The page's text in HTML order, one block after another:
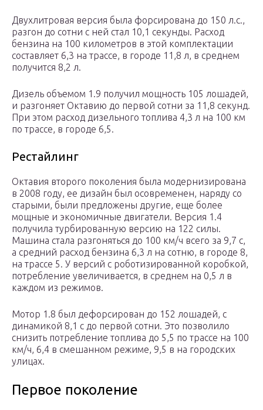
Двухлитровая версия была форсирована до 150 л.с.,
разгон до сотни с ней стал 10,1 секунды. Расход
бензина на 100 километров в этой комплектации
составляет 6,3 на трассе, в городе 11,8 л, в среднем
получится 8,2 л.
Дизель объемом 1.9 получил мощность 105 лошадей,
и разгоняет Октавию до первой сотни за 11,8 секунд.
При этом расход дизельного топлива 4,3 л на 100 км
по трассе, в городе 6,5.
Рестайлинг
Октавия второго поколения была модернизирована
в 2008 году, ее дизайн был осовременен, наряду со
старыми, были предложены другие, еще более
мощные и экономичные двигатели. Версия 1.4
получила турбированную версию на 122 силы.
Машина стала разгоняться до 100 км/ч всего за 9,7 с,
а средний расход бензина 6,3 л на сотню, в городе 8,
на трассе 5. У версий с роботизированной коробкой,
потребление увеличивается, в среднем на 0,5 л в
каждом из режимов.
Мотор 1.8 был дефорсирован до 152 лошадей, с
динамикой 8,1 с до первой сотни. Это позволило
снизить потребление топлива до 5,5 по трассе на 100
км/ч, 6,4 в смешанном режиме, 9,5 в на городских
улицах.
Первое поколение